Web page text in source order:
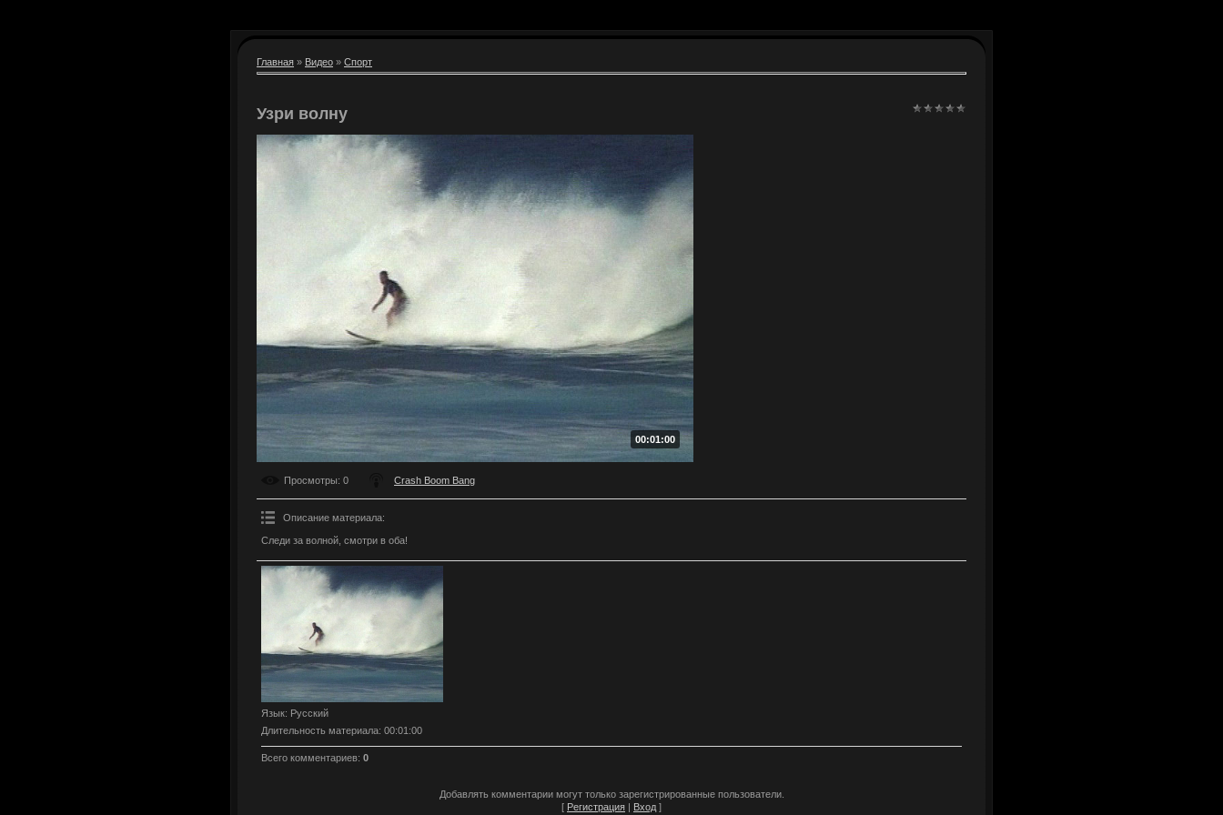
Главная » Видео » Спорт
Узри волну
00:01:00
Просмотры: 0 Crash Boom Bang
Описание материала:
Следи за волной, смотри в оба!
Язык: Русский
Длительность материала: 00:01:00
Всего комментариев: 0
Добавлять комментарии могут только зарегистрированные пользователи.
[ Регистрация | Вход ]